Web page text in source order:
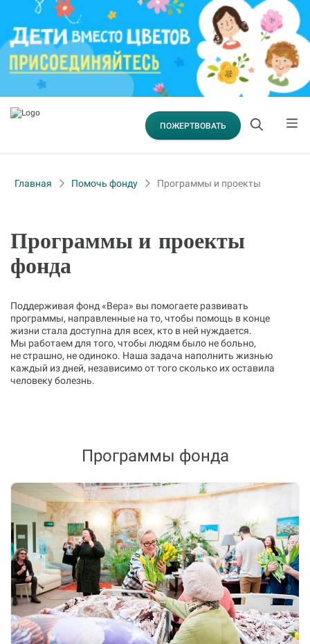
ПОЖЕРТВОВАТЬ
Главная Помочь фонду Программы и проекты
Программы и проекты
фонда
Поддерживая фонд «Вера» вы помогаете развивать
программы, направленные на то, чтобы помощь в конце
жизни стала доступна для всех, кто в ней нуждается.
Мы работаем для того, чтобы людям было не больно,
не страшно, не одиноко. Наша задача наполнить жизнью
каждый из дней, независимо от того сколько их оставила
человеку болезнь.
Программы фонда